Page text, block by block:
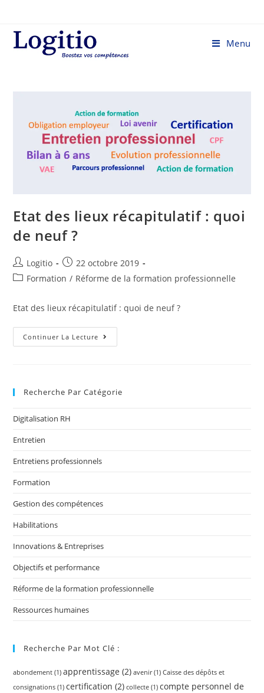
Menu
Etat des lieux récapitulatif : quoi
de neuf ?
Logitio
22 octobre 2019
Formation / Réforme de la formation professionnelle
Etat des lieux récapitulatif : quoi de neuf ?
Continuer La Lecture
Recherche Par Catégorie
Digitalisation RH
Entretien
Entretiens professionnels
Formation
Gestion des compétences
Habilitations
Innovations & Entreprises
Objectifs et performance
Réforme de la formation professionnelle
Ressources humaines
Recherche Par Mot Clé :
abondement (1) apprentissage (2) avenir(1) Caisse des dépôts et
consignations (1) certification (2) collecte (1) compte personnel de